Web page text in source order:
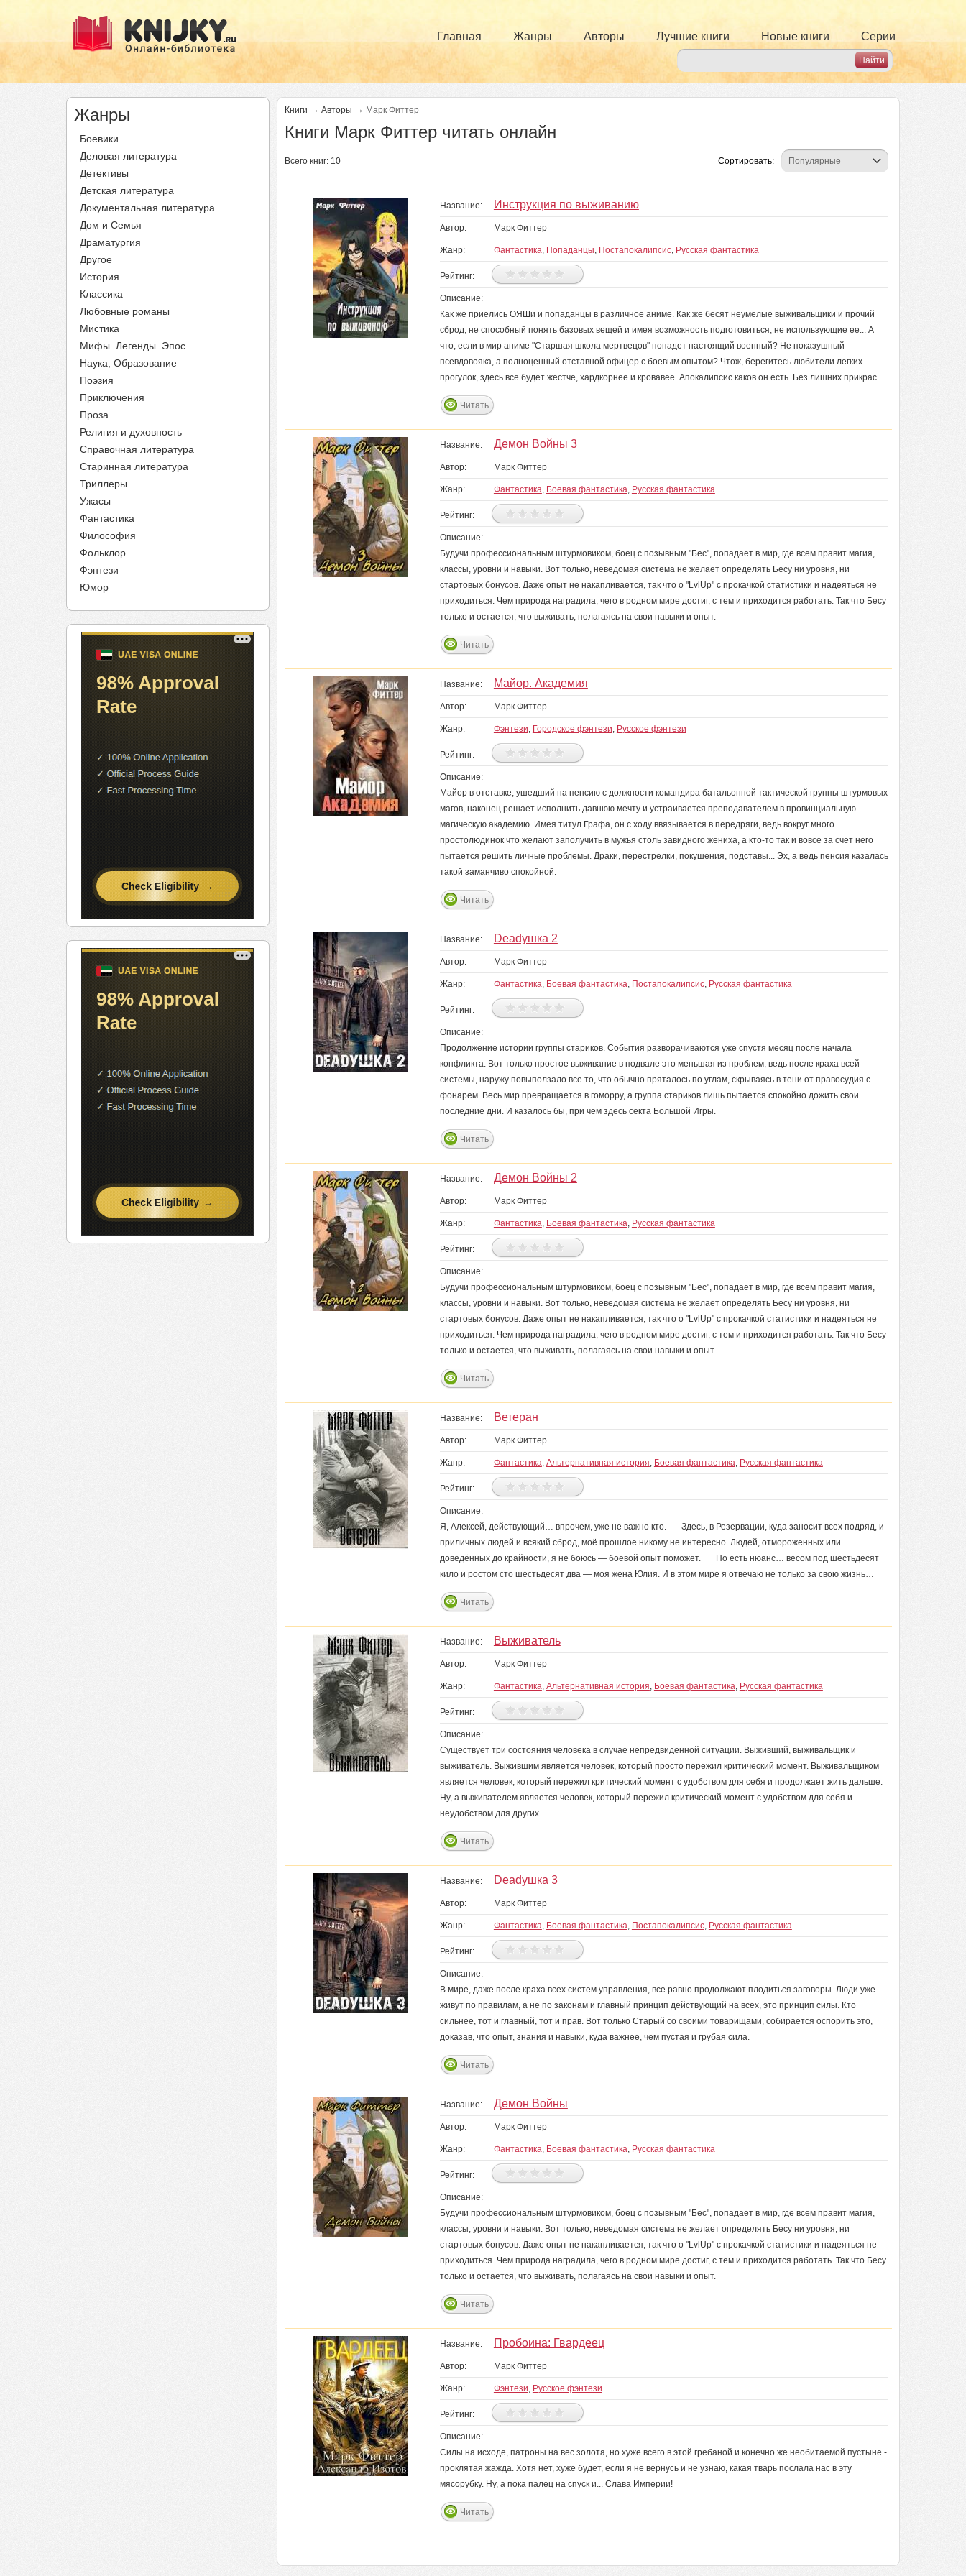
Главная Жанры Авторы Лучшие книги Новые книги Серии
Жанры
Боевики
Деловая литература
Детективы
Детская литература
Документальная литература
Дом и Семья
Драматургия
Другое
История
Классика
Любовные романы
Мистика
Мифы. Легенды. Эпос
Наука, Образование
Поэзия
Приключения
Проза
Религия и духовность
Справочная литература
Старинная литература
Триллеры
Ужасы
Фантастика
Философия
Фольклор
Фэнтези
Юмор
Книги → Авторы → Марк Фиттер
Книги Марк Фиттер читать онлайн
Всего книг: 10 Сортировать:
Название: Инструкция по выживанию
Автор: Марк Фиттер
Жанр: Фантастика, Попаданцы, Постапокалипсис, Русская фантастика
Рейтинг:
Описание:
Как же приелись ОЯШи и попаданцы в различное аниме. Как же бесят неумелые выживальщики и прочий
сброд, не способный понять базовых вещей и имея возможность подготовиться, не использующие ее... А
что, если в мир аниме "Старшая школа мертвецов" попадет настоящий военный? Не показушный
псевдовояка, а полноценный отставной офицер с боевым опытом? Чтож, берегитесь любители легких
прогулок, здесь все будет жестче, хардкорнее и кровавее. Апокалипсис каков он есть. Без лишних прикрас.
Читать
Название: Демон Войны 3
Автор: Марк Фиттер
Жанр: Фантастика, Боевая фантастика, Русская фантастика
Рейтинг:
Описание:
Будучи профессиональным штурмовиком, боец с позывным "Бес", попадает в мир, где всем правит магия,
классы, уровни и навыки. Вот только, неведомая система не желает определять Бесу ни уровня, ни
стартовых бонусов. Даже опыт не накапливается, так что о "LvlUp" с прокачкой статистики и надеяться не
приходиться. Чем природа наградила, чего в родном мире достиг, с тем и приходится работать. Так что Бесу
только и остается, что выживать, полагаясь на свои навыки и опыт.
Читать
Название: Майор. Академия
Автор: Марк Фиттер
Жанр: Фэнтези, Городское фэнтези, Русское фэнтези
Рейтинг:
Описание:
Майор в отставке, ушедший на пенсию с должности командира батальонной тактической группы штурмовых
магов, наконец решает исполнить давнюю мечту и устраивается преподавателем в провинциальную
магическую академию. Имея титул Графа, он с ходу ввязывается в передряги, ведь вокруг много
простолюдинок что желают заполучить в мужья столь завидного жениха, а кто-то так и вовсе за счет него
пытается решить личные проблемы. Драки, перестрелки, покушения, подставы... Эх, а ведь пенсия казалась
такой заманчиво спокойной.
Читать
Название: Deadушка 2
Автор: Марк Фиттер
Жанр: Фантастика, Боевая фантастика, Постапокалипсис, Русская фантастика
Рейтинг:
Описание:
Продолжение истории группы стариков. События разворачиваются уже спустя месяц после начала
конфликта. Вот только простое выживание в подвале это меньшая из проблем, ведь после краха всей
системы, наружу повыползало все то, что обычно пряталось по углам, скрываясь в тени от правосудия с
фонарем. Весь мир превращается в гоморру, а группа стариков лишь пытается спокойно дожить свои
последние дни. И казалось бы, при чем здесь секта Большой Игры.
Читать
Название: Демон Войны 2
Автор: Марк Фиттер
Жанр: Фантастика, Боевая фантастика, Русская фантастика
Рейтинг:
Описание:
Будучи профессиональным штурмовиком, боец с позывным "Бес", попадает в мир, где всем правит магия,
классы, уровни и навыки. Вот только, неведомая система не желает определять Бесу ни уровня, ни
стартовых бонусов. Даже опыт не накапливается, так что о "LvlUp" с прокачкой статистики и надеяться не
приходиться. Чем природа наградила, чего в родном мире достиг, с тем и приходится работать. Так что Бесу
только и остается, что выживать, полагаясь на свои навыки и опыт.
Читать
Название: Ветеран
Автор: Марк Фиттер
Жанр: Фантастика, Альтернативная история, Боевая фантастика, Русская фантастика
Рейтинг:
Описание:
Я, Алексей, действующий… впрочем, уже не важно кто. Здесь, в Резервации, куда заносит всех подряд, и
приличных людей и всякий сброд, моё прошлое никому не интересно. Людей, отмороженных или
доведённых до крайности, я не боюсь — боевой опыт поможет. Но есть нюанс… весом под шестьдесят
кило и ростом сто шестьдесят два — моя жена Юлия. И в этом мире я отвечаю не только за свою жизнь…
Читать
Название: Выживатель
Автор: Марк Фиттер
Жанр: Фантастика, Альтернативная история, Боевая фантастика, Русская фантастика
Рейтинг:
Описание:
Существует три состояния человека в случае непредвиденной ситуации. Выживший, выживальщик и
выживатель. Выжившим является человек, который просто пережил критический момент. Выживальщиком
является человек, который пережил критический момент с удобством для себя и продолжает жить дальше.
Ну, а выживателем является человек, который пережил критический момент с удобством для себя и
неудобством для других.
Читать
Название: Deadушка 3
Автор: Марк Фиттер
Жанр: Фантастика, Боевая фантастика, Постапокалипсис, Русская фантастика
Рейтинг:
Описание:
В мире, даже после краха всех систем управления, все равно продолжают плодиться заговоры. Люди уже
живут по правилам, а не по законам и главный принцип действующий на всех, это принцип силы. Кто
сильнее, тот и главный, тот и прав. Вот только Старый со своими товарищами, собирается оспорить это,
доказав, что опыт, знания и навыки, куда важнее, чем пустая и грубая сила.
Читать
Название: Демон Войны
Автор: Марк Фиттер
Жанр: Фантастика, Боевая фантастика, Русская фантастика
Рейтинг:
Описание:
Будучи профессиональным штурмовиком, боец с позывным "Бес", попадает в мир, где всем правит магия,
классы, уровни и навыки. Вот только, неведомая система не желает определять Бесу ни уровня, ни
стартовых бонусов. Даже опыт не накапливается, так что о "LvlUp" с прокачкой статистики и надеяться не
приходиться. Чем природа наградила, чего в родном мире достиг, с тем и приходится работать. Так что Бесу
только и остается, что выживать, полагаясь на свои навыки и опыт.
Читать
Название: Пробоина: Гвардеец
Автор: Марк Фиттер
Жанр: Фэнтези, Русское фэнтези
Рейтинг:
Описание:
Силы на исходе, патроны на вес золота, но хуже всего в этой гребаной и конечно же необитаемой пустыне -
проклятая жажда. Хотя нет, хуже будет, если я не вернусь и не узнаю, какая тварь послала нас в эту
мясорубку. Ну, а пока палец на спуск и... Слава Империи!
Читать